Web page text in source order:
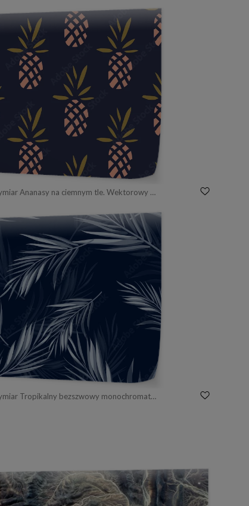
Fototapeta na wymiar Ananasy na ciemnym tle. Wektorowy bezszwowy wzór z tropikalną owoc.
Fototapeta na wymiar Tropikalny bezszwowy monochromatyczny błękitny indygowy kamuflażu tło z liśćmi i kwiatami